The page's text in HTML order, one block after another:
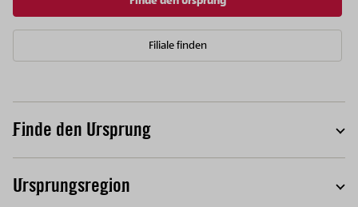
Filiale finden
Finde den Ursprung
Ursprungsregion